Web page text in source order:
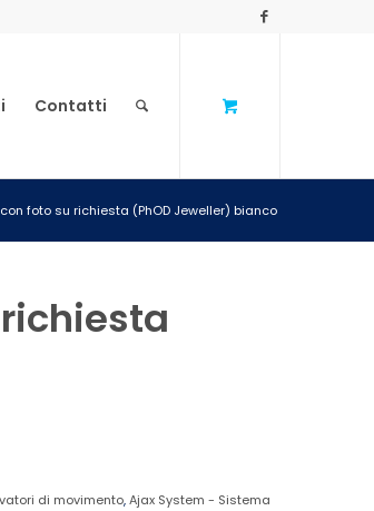
Contatti
foto su richiesta (PhOD Jeweller) bianco
di movimento,Ajax System - Sistema